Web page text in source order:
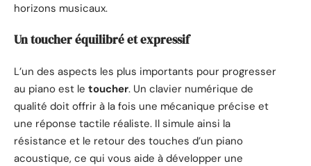
horizons musicaux.
Un toucher équilibré et expressif
L’un des aspects les plus importants pour progresser
au piano est le toucher. Un clavier numérique de
qualité doit offrir à la fois une mécanique précise et
une réponse tactile réaliste. Il simule ainsi la
résistance et le retour des touches d’un piano
acoustique, ce qui vous aide à développer une